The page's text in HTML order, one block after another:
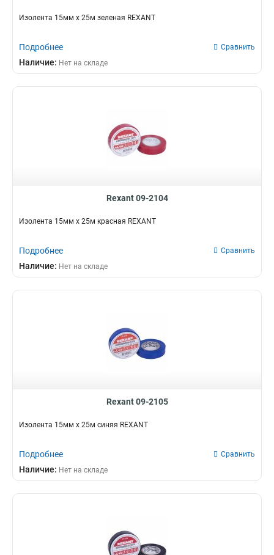
Изолента 15мм х 25м зеленая REXANT
Подробнее Сравнить
Наличие: Нет на складе
Rexant 09-2104
Изолента 15мм х 25м красная REXANT
Подробнее Сравнить
Наличие: Нет на складе
Rexant 09-2105
Изолента 15мм х 25м синяя REXANT
Подробнее Сравнить
Наличие: Нет на складе